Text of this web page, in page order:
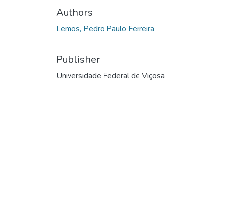
Authors
Lemos, Pedro Paulo Ferreira
Publisher
Universidade Federal de Viçosa